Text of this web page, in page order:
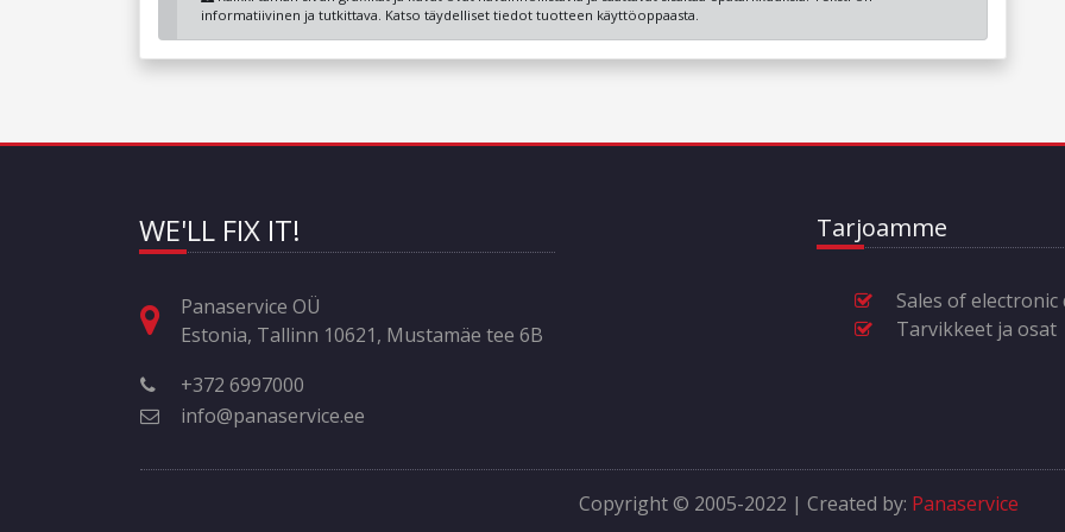
informatiivinen ja tutkittava. Katso täydelliset tiedot tuotteen käyttöoppaasta.
WE'LL FIX IT!
Panaservice OÜ
Estonia, Tallinn 10621, Mustamäe tee 6B
+372 6997000
info@panaservice.ee
Tarjoamme
Sales of electronic
Tarvikkeet ja osat
Copyright © 2005-2022 | Created by: Panaservice